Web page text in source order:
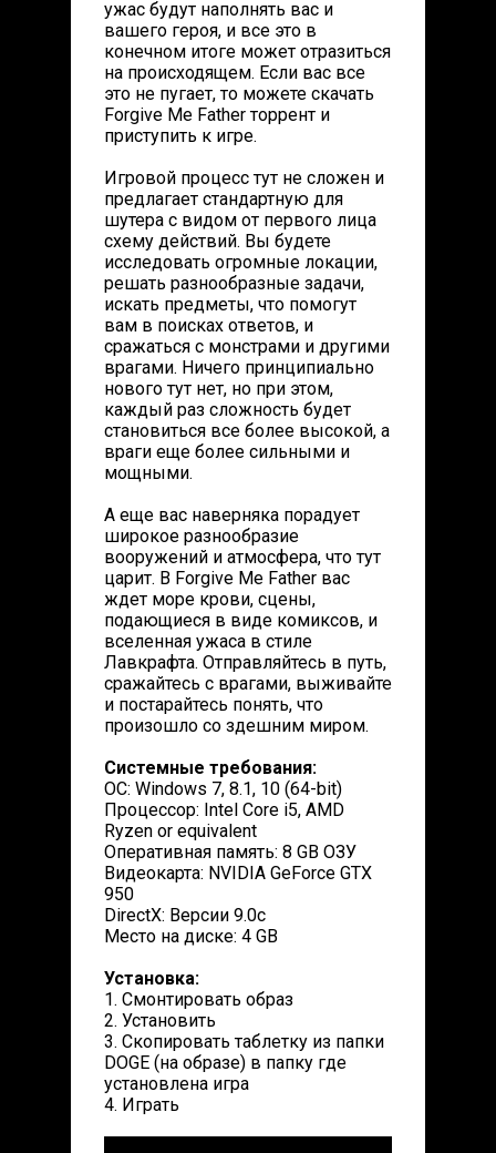
ужас будут наполнять вас и
вашего героя, и все это в
конечном итоге может отразиться
на происходящем. Если вас все
это не пугает, то можете скачать
Forgive Me Father торрент и
приступить к игре.
Игровой процесс тут не сложен и
предлагает стандартную для
шутера с видом от первого лица
схему действий. Вы будете
исследовать огромные локации,
решать разнообразные задачи,
искать предметы, что помогут
вам в поисках ответов, и
сражаться с монстрами и другими
врагами. Ничего принципиально
нового тут нет, но при этом,
каждый раз сложность будет
становиться все более высокой, а
враги еще более сильными и
мощными.
А еще вас наверняка порадует
широкое разнообразие
вооружений и атмосфера, что тут
царит. В Forgive Me Father вас
ждет море крови, сцены,
подающиеся в виде комиксов, и
вселенная ужаса в стиле
Лавкрафта. Отправляйтесь в путь,
сражайтесь с врагами, выживайте
и постарайтесь понять, что
произошло со здешним миром.
Системные требования:
ОС: Windows 7, 8.1, 10 (64-bit)
Процессор: Intel Core i5, AMD
Ryzen or equivalent
Оперативная память: 8 GB ОЗУ
Видеокарта: NVIDIA GeForce GTX
950
DirectX: Версии 9.0c
Место на диске: 4 GB
Установка:
1. Смонтировать образ
2. Установить
3. Скопировать таблетку из папки
DOGE (на образе) в папку где
установлена игра
4. Играть